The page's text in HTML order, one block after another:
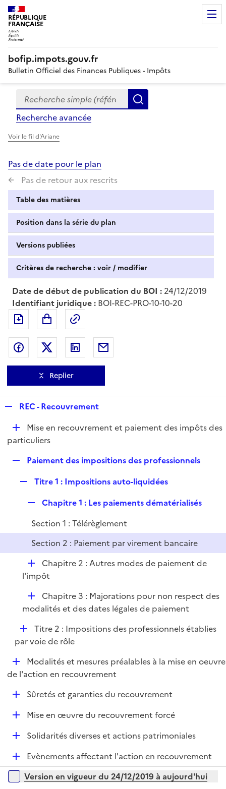
RÉPUBLIQUE
FRANÇAISE
bofip.impots.gouv.fr
Bulletin Officiel des Finances Publiques - Impôts
Formulaire
de
recherche
Recherche simple (références, mots clés, partie du
Recherche avancée
Voir le fil d'Ariane
Pas de date pour le plan
Pas de retour aux rescrits
Table des matières
Position dans la série du plan
Versions publiées
Critères de recherche : voir / modifier
Date de début de publication du BOI : 24/12/2019
Identifiant juridique : BOI-REC-PRO-10-10-20
Exporter le document au format pdf
Partager sur Facebook
Partager sur Twitter
Partager sur LinkedIn
Replier
p
l
REC - Recouvrement
D
é
Mise en recouvrement et paiement des impôts des
particuliers
p
r
Paiement des impositions des professionnels
p
e
r
Titre 1 : Impositions auto-liquidées
p
i
r
Chapitre 1 : Les paiements dématérialisés
Section 1 : Télérèglement
Section 2 : Paiement par virement bancaire
D
é
i
e
r
Chapitre 2 : Autres modes de paiement de
l'impôt
D
é
l
i
r
Chapitre 3 : Majorations pour non respect des
modalités et des dates légales de paiement
D
é
l
i
e
r
Titre 2 : Impositions des professionnels établies
par voie de rôle
D
é
Modalités et mesures préalables à la mise en oeuvre
de l'action en recouvrement
D
r
Sûretés et garanties du recouvrement
D
e
Mise en œuvre du recouvrement forcé
DSolidarités diverses et actions patrimoniales
D
é
p
Evènements affectant l'action en recouvrement
Versions sur la période
Version en vigueur du 24/12/2019 à aujourd'hui